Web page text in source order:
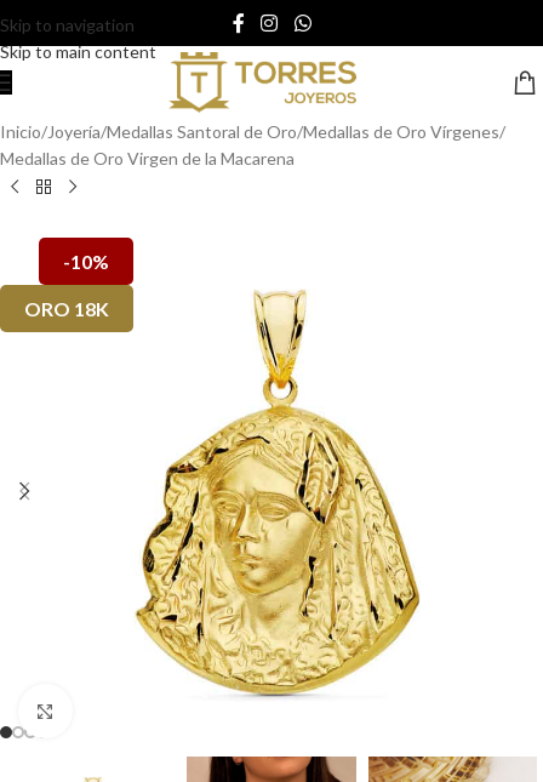
Skip to navigation
Skip to main content
Inicio/Joyería/Medallas Santoral de Oro/Medallas de Oro Vírgenes/
Medallas de Oro Virgen de la Macarena
-10%
ORO 18K